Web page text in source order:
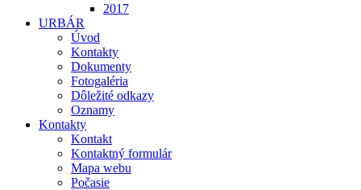
2017
URBÁR
Úvod
Kontakty
Dokumenty
Fotogaléria
Dôležité odkazy
Oznamy
Kontakty
Kontakt
Kontaktný formulár
Mapa webu
Počasie